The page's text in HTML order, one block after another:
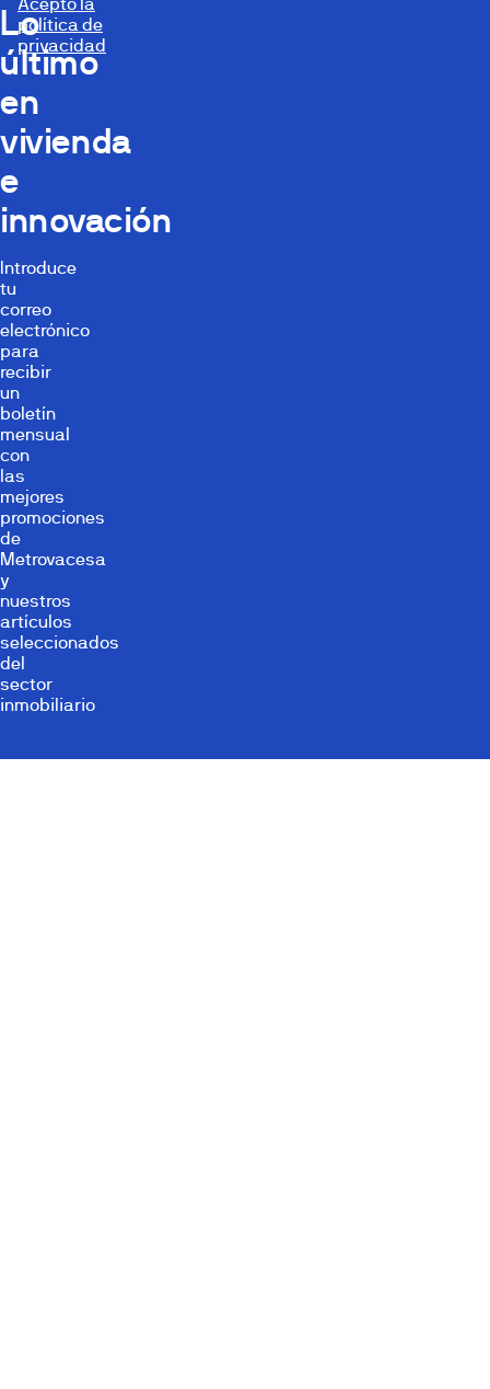
Lo
último
en
vivienda
e
innovación
Introduce
tu
correo
electrónico
para
recibir
un
boletín
mensual
con
las
mejores
promociones
de
Metrovacesa
y
nuestros
artículos
seleccionados
del
sector
inmobiliario
política de
privacidad